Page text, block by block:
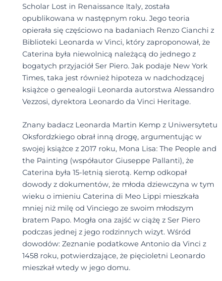
Scholar Lost in Renaissance Italy, została
opublikowana w następnym roku. Jego teoria
opierała się częściowo na badaniach Renzo Cianchi z
Biblioteki Leonarda w Vinci, który zaproponował, że
Caterina była niewolnicą należącą do jednego z
bogatych przyjaciół Ser Piero. Jak podaje New York
Times, taka jest również hipoteza w nadchodzącej
książce o genealogii Leonarda autorstwa Alessandro
Vezzosi, dyrektora Leonardo da Vinci Heritage.
Znany badacz Leonarda Martin Kemp z Uniwersytetu
Oksfordzkiego obrał inną drogę, argumentując w
swojej książce z 2017 roku, Mona Lisa: The People and
the Painting (współautor Giuseppe Pallanti), że
Caterina była 15-letnią sierotą. Kemp odkopał
dowody z dokumentów, że młoda dziewczyna w tym
wieku o imieniu Caterina di Meo Lippi mieszkała
mniej niż milę od Vinciego ze swoim młodszym
bratem Papo. Mogła ona zajść w ciążę z Ser Piero
podczas jednej z jego rodzinnych wizyt. Wśród
dowodów: Zeznanie podatkowe Antonio da Vinci z
1458 roku, potwierdzające, że pięcioletni Leonardo
mieszkał wtedy w jego domu.